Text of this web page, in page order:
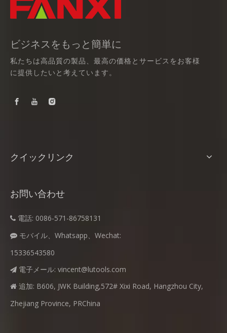
ビジネスをもっと簡単に
私たちは高品質の製品、最高の価格とサービスをお客様
に提供したいと考えています。
クイックリンク
お問い合わせ
 電話: 0086-571-86758131
 モバイル、Whatsapp、Wechat:
15336543580
 電子メール: vincent@lutools.com
 追加: B606, JWK Building,572# Xixi Road, Hangzhou City,
Zhejiang Province, PRChina